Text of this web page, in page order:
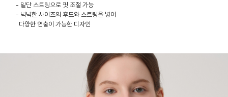
- 밑단 스트링으로 핏 조절 가능
- 넉넉한 사이즈의 후드와 스트링을 넣어
다양한 연출이 가능한 디자인